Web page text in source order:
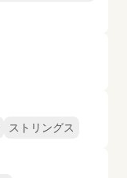
ストリングス